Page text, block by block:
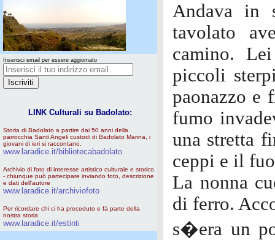
Inserisci email per essere aggiornato
LINK Culturali su Badolato:
Storia di Badolato a partire dai 50 anni della
parrocchia Santi Angeli custodi di Badolato Marina, i
giovani di ieri si raccontano.
www.laradice.it/bibliotecabadolato
Archivio di foto di interesse artistico culturale e storico
- chiunque può partecipare inviando foto, descrizione
e dati dell'autore
www.laradice.it/archiviofoto
Per ricordare chi ci ha preceduto e fà parte della
nostra storia
www.laradice.it/estinti
Andava in
tavolato
camino.
piccoli
paonazzo e
fumo
una stretta
ceppi e il
La nonna
di ferro.
s�era un